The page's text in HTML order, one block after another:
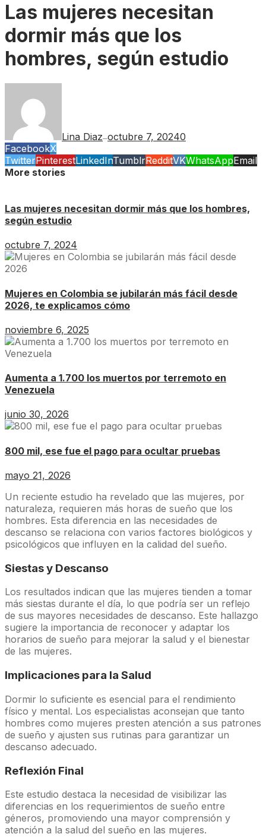
Las mujeres necesitan
dormir más que los
hombres, según estudio
Lina Diaz—octubre 7, 20240
FacebookX
TwitterPinterestLinkedInTumblrRedditVKWhatsAppEmail
More stories
Las mujeres necesitan dormir más que los hombres,
según estudio
octubre 7, 2024
Mujeres en Colombia se jubilarán más fácil desde
2026, te explicamos cómo
noviembre 6, 2025
Aumenta a 1.700 los muertos por terremoto en
Venezuela
junio 30, 2026
800 mil, ese fue el pago para ocultar pruebas
mayo 21, 2026
Un reciente estudio ha revelado que las mujeres, por
naturaleza, requieren más horas de sueño que los
hombres. Esta diferencia en las necesidades de
descanso se relaciona con varios factores biológicos y
psicológicos que influyen en la calidad del sueño.
Siestas y Descanso
Los resultados indican que las mujeres tienden a tomar
más siestas durante el día, lo que podría ser un reflejo
de sus mayores necesidades de descanso. Este hallazgo
sugiere la importancia de reconocer y adaptar los
horarios de sueño para mejorar la salud y el bienestar
de las mujeres.
Implicaciones para la Salud
Dormir lo suficiente es esencial para el rendimiento
físico y mental. Los especialistas aconsejan que tanto
hombres como mujeres presten atención a sus patrones
de sueño y ajusten sus rutinas para garantizar un
descanso adecuado.
Reflexión Final
Este estudio destaca la necesidad de visibilizar las
diferencias en los requerimientos de sueño entre
géneros, promoviendo una mayor comprensión y
atención a la salud del sueño en las mujeres.